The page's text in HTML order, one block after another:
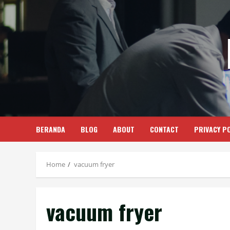
Skip
content
BERANDA BLOG ABOUT CONTACT PRIVACY
Home vacuum fryer
vacuum fryer